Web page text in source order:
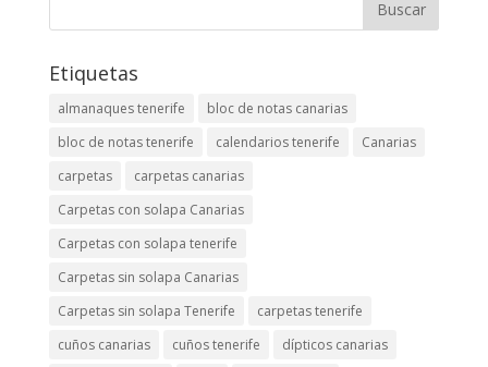
Etiquetas
almanaques tenerife
bloc de notas canarias
bloc de notas tenerife
calendarios tenerife
Canarias
carpetas
carpetas canarias
Carpetas con solapa Canarias
Carpetas con solapa tenerife
Carpetas sin solapa Canarias
Carpetas sin solapa Tenerife
carpetas tenerife
cuños canarias
cuños tenerife
dípticos canarias